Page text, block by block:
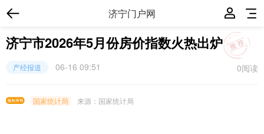
济宁门户网
济宁市2026年5月份房价指数火热出炉
0阅读
产经报道 06-16 09:51
国家统计局 来源：国家统计局